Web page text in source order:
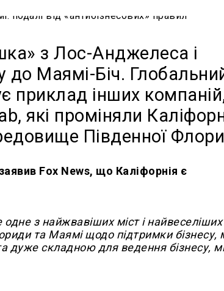
з Лос-Анджелеса і
до Маямі-Біч.
приклад інших
які проміняли
Південної
Fox News, що Каліфорнія є
з найжвавіших міст і найвеселіших
та Маямі щодо підтримки бізнесу,
дуже складною для ведення бізнесу,